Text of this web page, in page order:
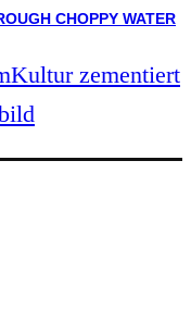
zementiert